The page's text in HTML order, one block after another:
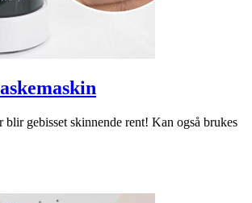
blir gebisset skinnende rent! Kan også brukes